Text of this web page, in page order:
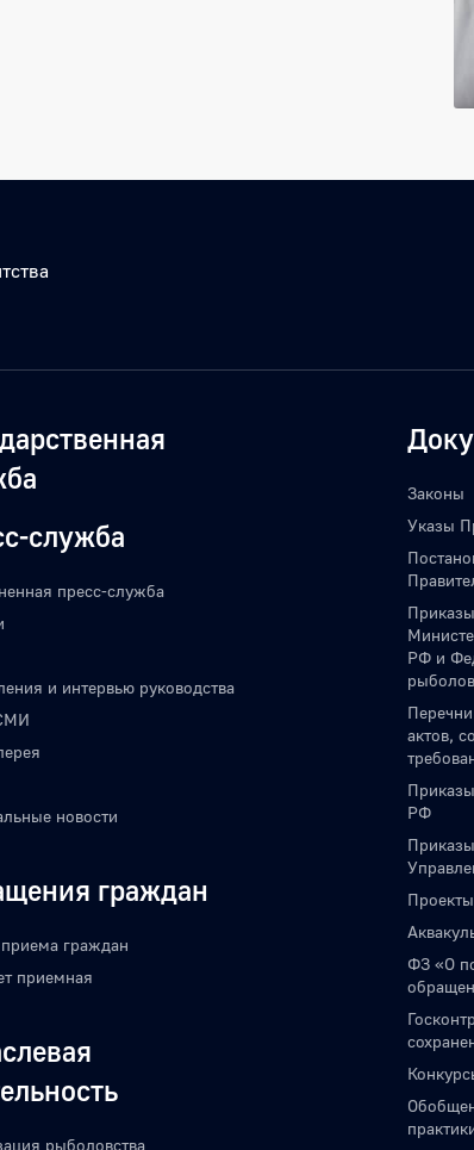
служба
пресс-служба
и интервью руководства
новости
граждан
граждан
приемная
рыболовства
Законы
Указы
РФ и
актов,
РФ
ФЗ «О